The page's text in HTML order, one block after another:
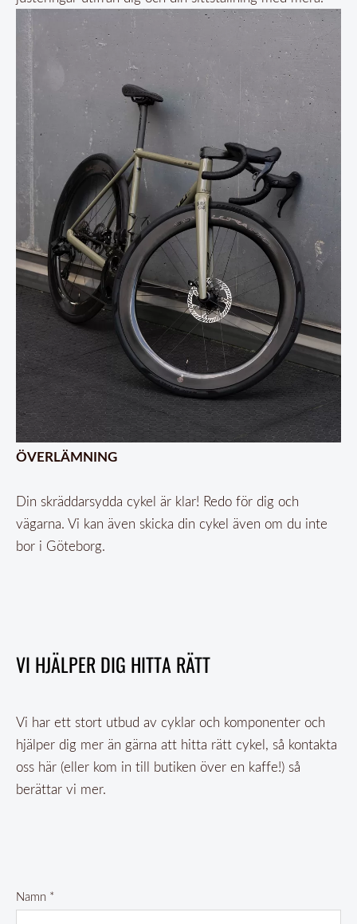
ÖVERLÄMNING
Din skräddarsydda cykel är klar! Redo för dig och
vägarna. Vi kan även skicka din cykel även om du inte
bor i Göteborg.
VI HJÄLPER DIG HITTA RÄTT
Vi har ett stort utbud av cyklar och komponenter och
hjälper dig mer än gärna att hitta rätt cykel, så kontakta
oss här (eller kom in till butiken över en kaffe!) så
berättar vi mer.
Namn *